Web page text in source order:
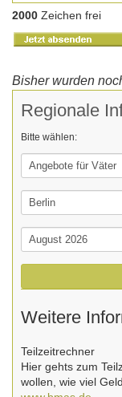
2000 Zeichen frei
Bisher wurden
Regionale
Bitte wählen:
Weitere
Teilzeitrechner
Hier gehts zum
wollen, wie viel